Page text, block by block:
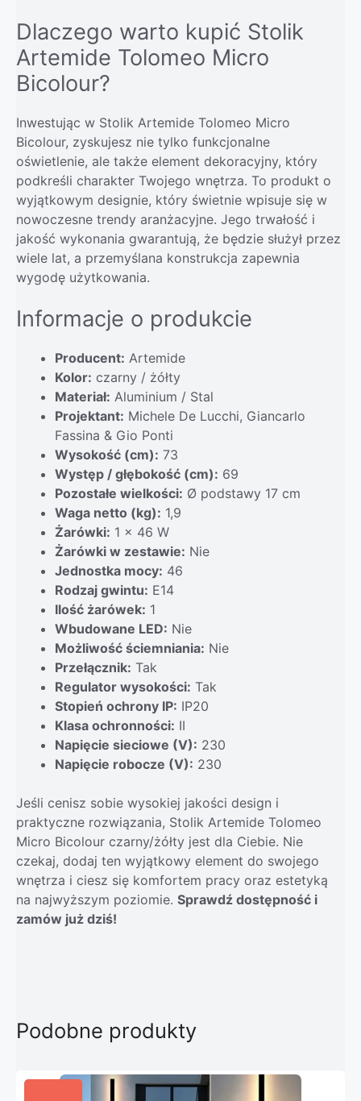
Dlaczego warto kupić Stolik
Artemide Tolomeo Micro
Bicolour?
Inwestując w Stolik Artemide Tolomeo Micro
Bicolour, zyskujesz nie tylko funkcjonalne
oświetlenie, ale także element dekoracyjny, który
podkreśli charakter Twojego wnętrza. To produkt o
wyjątkowym designie, który świetnie wpisuje się w
nowoczesne trendy aranżacyjne. Jego trwałość i
jakość wykonania gwarantują, że będzie służył przez
wiele lat, a przemyślana konstrukcja zapewnia
wygodę użytkowania.
Informacje o produkcie
Producent: Artemide
Kolor: czarny / żółty
Materiał: Aluminium / Stal
Projektant: Michele De Lucchi, Giancarlo
Fassina & Gio Ponti
Wysokość (cm): 73
Występ / głębokość (cm): 69
Pozostałe wielkości: Ø podstawy 17 cm
Waga netto (kg): 1,9
Żarówki: 1 x 46 W
Żarówki w zestawie: Nie
Jednostka mocy: 46
Rodzaj gwintu: E14
Ilość żarówek: 1
Wbudowane LED: Nie
Możliwość ściemniania: Nie
Przełącznik: Tak
Regulator wysokości: Tak
Stopień ochrony IP: IP20
Klasa ochronności: II
Napięcie sieciowe (V): 230
Napięcie robocze (V): 230
Jeśli cenisz sobie wysokiej jakości design i
praktyczne rozwiązania, Stolik Artemide Tolomeo
Micro Bicolour czarny/żółty jest dla Ciebie. Nie
czekaj, dodaj ten wyjątkowy element do swojego
wnętrza i ciesz się komfortem pracy oraz estetyką
na najwyższym poziomie. Sprawdź dostępność i
zamów już dziś!
Podobne produkty